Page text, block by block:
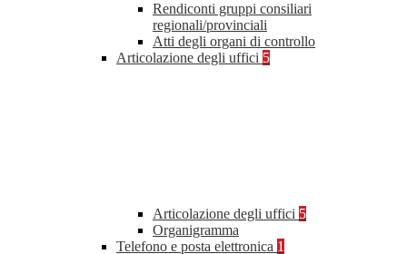
Rendiconti gruppi consiliari
regionali/provinciali
Atti degli organi di controllo
Articolazione degli uffici 5
Articolazione degli uffici 5
Organigramma
Telefono e posta elettronica 1